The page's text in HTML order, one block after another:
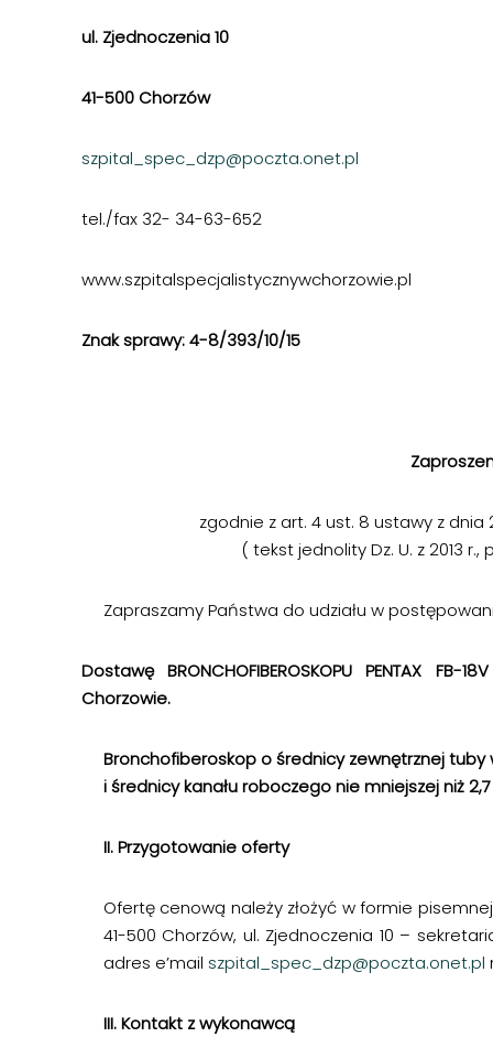
ul. Zjednoczenia 10
41-500 Chorzów
szpital_spec_dzp@poczta.onet.pl
tel./fax 32- 34-63-652
www.szpitalspecjalistycznywchorzowie.pl
Znak sprawy: 4-8/393/10/15
zgodnie z art. 4 ust. 8 ustawy z
( tekst jednolity Dz. U. z 2013 r.,
Zapraszamy Państwa do udziału w
Dostawę BRONCHOFIBEROSKOPU PENTAX
Chorzowie.
Bronchofiberoskop o średnicy zewnętrznej tuby
i średnicy kanału roboczego nie mniejszej niż
II. Przygotowanie oferty
Ofertę cenową należy złożyć w formie
41-500 Chorzów, ul. Zjednoczenia 10 –
adres e’mail szpital_spec_dzp@poczta.onet.pl
III. Kontakt z wykonawcą